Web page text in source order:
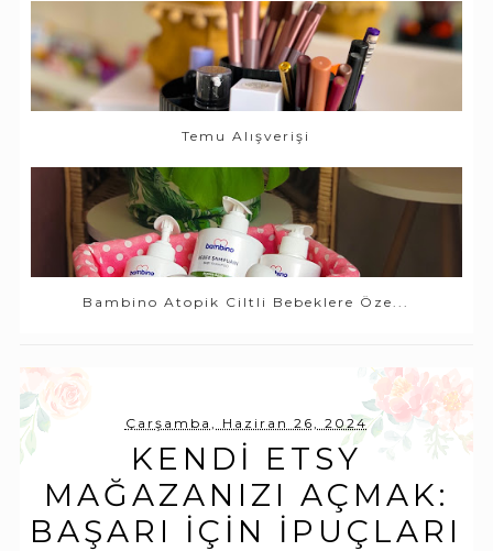
Temu Alışverişi
Bambino Atopik Ciltli Bebeklere Öze...
Çarşamba, Haziran 26, 2024
KENDI ETSY
MAĞAZANIZI AÇMAK:
BAŞARI İÇIN İPUÇLARI